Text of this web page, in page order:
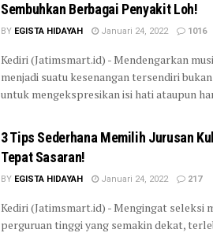
Sembuhkan Berbagai Penyakit Loh!
BY EGISTA HIDAYAH Januari 24, 2022 1016
Kediri (Jatimsmart.id) - Mendengarkan
menjadi suatu kesenangan tersendiri
untuk mengekspresikan isi hati ataupun
3 Tips Sederhana Memilih Jurusan
Tepat Sasaran!
BY EGISTA HIDAYAH Januari 24, 2022 217
Kediri (Jatimsmart.id) - Mengingat seleksi
perguruan tinggi yang semakin dekat,